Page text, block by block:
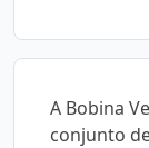
A Bobina
conjunto